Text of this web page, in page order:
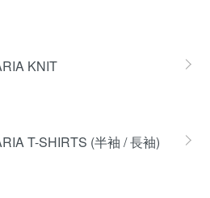
KNIT
T-SHIRTS (半袖 / 長袖)